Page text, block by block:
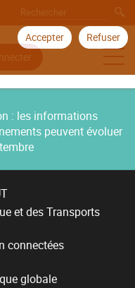
Accepter Refuser
: les informations
peuvent évoluer
et des Transports
connectées
globale